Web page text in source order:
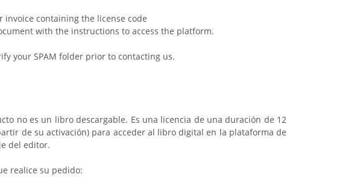
containing the license code
with the instructions to access the platform.
your SPAM folder prior to contacting us.
no es un libro descargable. Es una licencia de una duración de 12
de su activación) para acceder al libro digital en la plataforma de
del editor.
realice su pedido: